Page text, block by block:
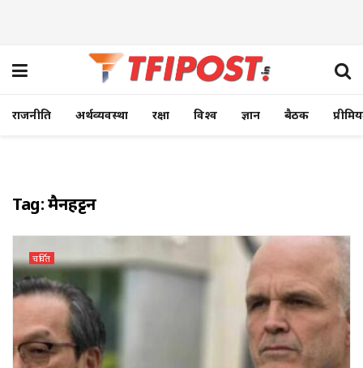
राजनीति अर्थव्यवस्था रक्षा विश्व ज्ञान बैठक
Tag:मैनहट्टन
चर्चित